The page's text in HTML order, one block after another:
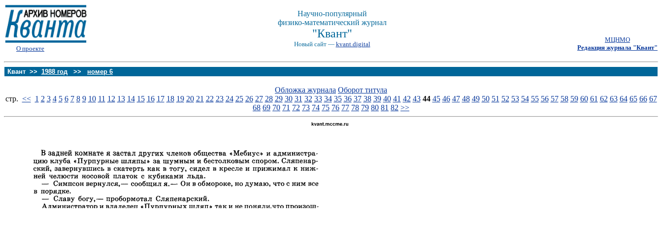
О проекте
Научно-популярный
физико-математический журнал
"Квант"
Новый сайт — kvant.digital
МЦНМО
Редакция журнала "Квант"
Квант >> 1988 год >> номер 6
Обложка журнала Оборот титула
стp. << 1 2 3 4 5 6 7 8 9 10 11 12 13 14 15 16 17 18 19 20 21 22 23 24 25 26 27 28 29 30 31 32 33 34 35 36 37 38 39 40 41 42 43 44 45 46 47 48 49 50 51 52 53 54 55 56 57 58 59 60 61 62 63 64 65 66 67
68 69 70 71 72 73 74 75 76 77 78 79 80 81 82 >>